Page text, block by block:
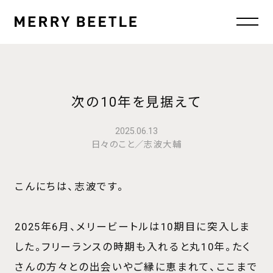
次の10年を見据えて
2025.06.13
日々のこと／志波大輔
こんにちは、志波です。
2025年6月、メリービートルは10期目に突入しま
した。フリーランスの時期も入れると丸10年。たく
さんの方々との出会いやご縁に恵まれて、ここまで